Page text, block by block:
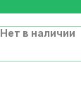
Нет в наличии